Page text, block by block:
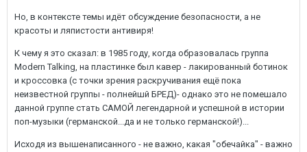
Но, в контексте темы идёт обсуждение безопасности, а не
красоты и ляпистости антивиря!
К чему я это сказал: в 1985 году, когда образовалась группа
Modern Talking, на пластинке был кавер - лакированный ботинок
и кроссовка (с точки зрения раскручивания ещё пока
неизвестной группы - полнейшй БРЕД)- однако это не помешало
данной группе стать САМОЙ легендарной и успешной в истории
поп-музыки (германской...да и не только германской!)...
Исходя из вышенаписанного - не важно, какая "обечайка" - важно